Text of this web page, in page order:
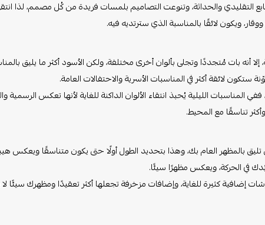
التقليدي والحداثة، وتنوعت التصاميم بلمسات فريدة من كُل مصمم، لذا
ويكون لائقًا بالمناسبة الذي سترتديه فيه.
إلا أنه بات مُتجددًا وتجلى بألوان أخرى مختلفة، ولكن الأسود أكثر ما يليق
ستكون لائقة أكثر في المناسبات الأسرية والاحتفالات العامة.
الليلية يُحبذ انتقاء الألوان الداكنة للغاية لأنها تعكس الرسمية
وأكثر تناسقًا مع المحيط.
تليق بالمظهر العام بك، وهذا بتحديد الطول أولًا حتى يكون متناسقًا ويعكس
في الحركة، ويعكس مظهرًا سيئًا.
إضافية كثيرة للغاية، وإضافات مزخرفة تجعلها أكثر تعقيدًا ومظهرك سيئًا